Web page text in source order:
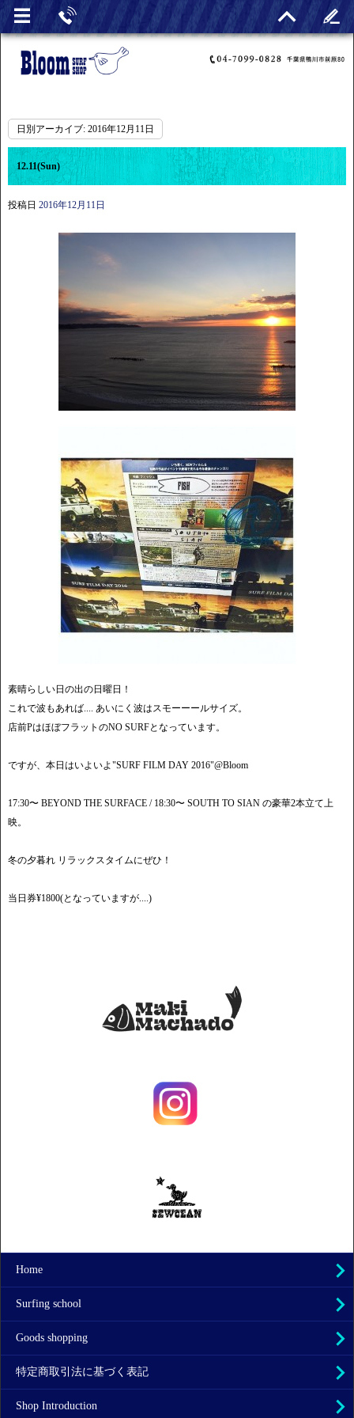
日別アーカイブ: 2016年12月11日
12.11(Sun)
投稿日 2016年12月11日
素晴らしい日の出の日曜日！
これで波もあれば.... あいにく波はスモーーールサイズ。
店前PはほぼフラットのNO SURFとなっています。
ですが、本日はいよいよ"SURF FILM DAY 2016"@Bloom
17:30〜 BEYOND THE SURFACE / 18:30〜 SOUTH TO SIAN の豪華2本立て上
映。
冬の夕暮れ リラックスタイムにぜひ！
当日券¥1800(となっていますが....)
Home
Surfing school
Goods shopping
特定商取引法に基づく表記
Shop Introduction